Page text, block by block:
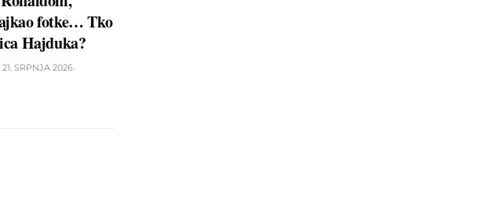
fotke… Tko
Hajduka?
21. SRPNJA 2026.